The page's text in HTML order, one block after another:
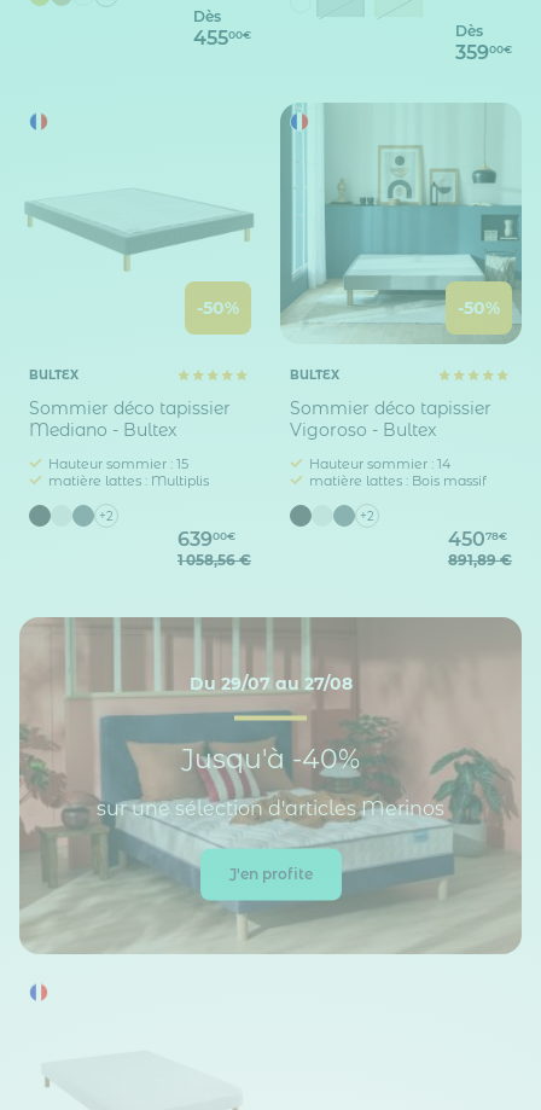
Dès
45500€
Ivoire
Dès
35900€
-50%
BULTEX
Sommier déco tapissier
Mediano - Bultex
Hauteur sommier : 15
matière lattes : Multiplis
+2
63900€
1 058,56 €
-50%
BULTEX
Sommier déco tapissier
Vigoroso - Bultex
Hauteur sommier : 14
matière lattes : Bois massif
+2
45078€
891,89 €
Du 29/07 au 27/08
Jusqu'à -40%
sur une sélection d'articles Merinos
J'en profite